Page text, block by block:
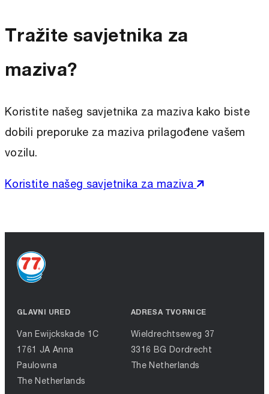
Tražite savjetnika za
maziva?
Koristite našeg savjetnika za maziva kako biste
dobili preporuke za maziva prilagođene vašem
vozilu.
Koristite našeg savjetnika za maziva
GLAVNI URED
Van Ewijckskade 1C
1761 JA Anna
Paulowna
The Netherlands
ADRESA TVORNICE
Wieldrechtseweg 37
3316 BG Dordrecht
The Netherlands